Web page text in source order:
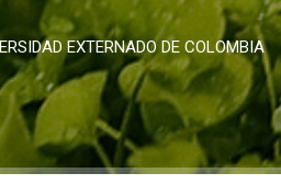
EXTERNADO DE COLOMBIA